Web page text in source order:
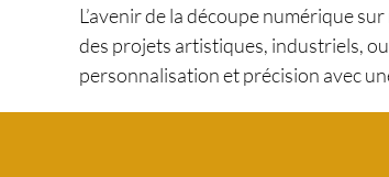
L’avenir de la découpe numérique
des projets artistiques, industriels,
personnalisation et précision avec